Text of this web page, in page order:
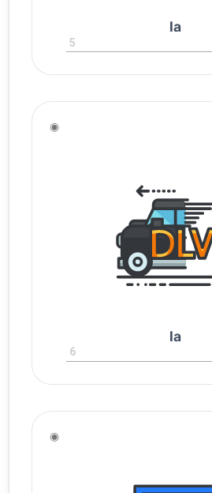
la
5
◉
la
6
◉